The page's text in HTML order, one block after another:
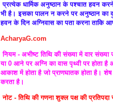
प्रत्येक धार्मिक अनुष्ठान के पश्चात हवन
भी है। इसका पालन न करने पर अनुष्ठान का
हवन के दिन अग्निवास का पता करना ताकि
AcharyaG.com
नियम - अभीष्ट तिथि की संख्या में वार
या 0 आने पर अग्नि का वास पृथ्वी पर होता
आकाश में होता है जो प्राणघातक होता है। शेष
करता है।
नोट - तिथि की गणना शुक्ल पक्ष की